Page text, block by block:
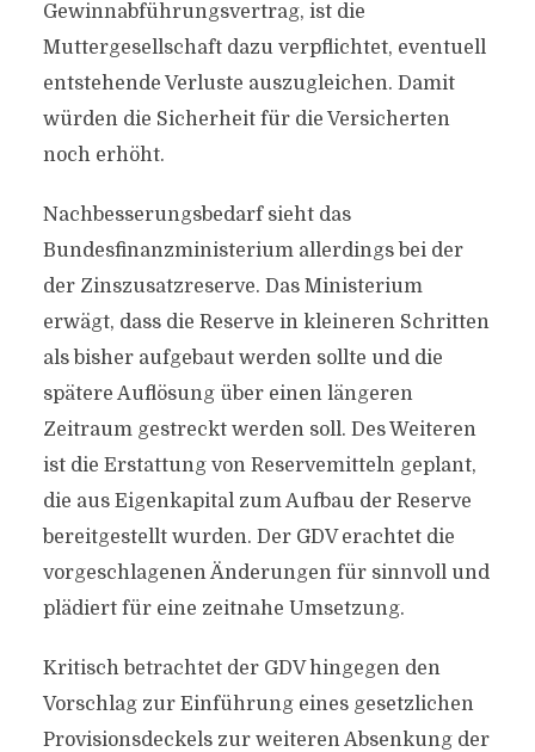
Gewinnabführungsvertrag, ist die
Muttergesellschaft dazu verpflichtet, eventuell
entstehende Verluste auszugleichen. Damit
würden die Sicherheit für die Versicherten
noch erhöht.
Nachbesserungsbedarf sieht das
Bundesfinanzministerium allerdings bei der
der Zinszusatzreserve. Das Ministerium
erwägt, dass die Reserve in kleineren Schritten
als bisher aufgebaut werden sollte und die
spätere Auflösung über einen längeren
Zeitraum gestreckt werden soll. Des Weiteren
ist die Erstattung von Reservemitteln geplant,
die aus Eigenkapital zum Aufbau der Reserve
bereitgestellt wurden. Der GDV erachtet die
vorgeschlagenen Änderungen für sinnvoll und
plädiert für eine zeitnahe Umsetzung.
Kritisch betrachtet der GDV hingegen den
Vorschlag zur Einführung eines gesetzlichen
Provisionsdeckels zur weiteren Absenkung der